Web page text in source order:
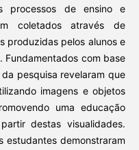
processos de ensino e
coletados através de
produzidas pelos alunos e
Fundamentados com base
pesquisa revelaram que
imagens e objetos
uma educação
destas visualidades.
estudantes demonstraram